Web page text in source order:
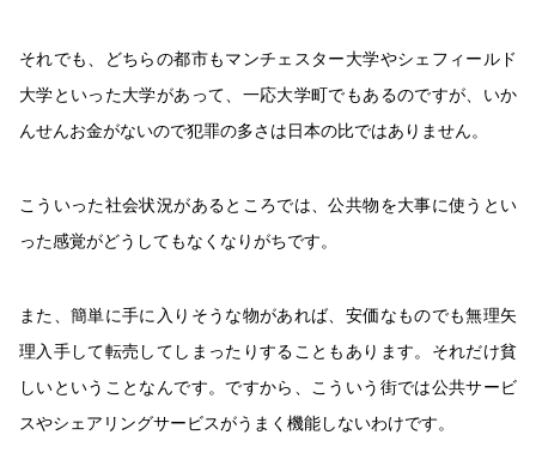
それでも、どちらの都市もマンチェスター大学やシェフィールド
大学といった大学があって、一応大学町でもあるのですが、いか
んせんお金がないので犯罪の多さは日本の比ではありません。
こういった社会状況があるところでは、公共物を大事に使うとい
った感覚がどうしてもなくなりがちです。
また、簡単に手に入りそうな物があれば、安価なものでも無理矢
理入手して転売してしまったりすることもあります。それだけ貧
しいということなんです。ですから、こういう街では公共サービ
スやシェアリングサービスがうまく機能しないわけです。